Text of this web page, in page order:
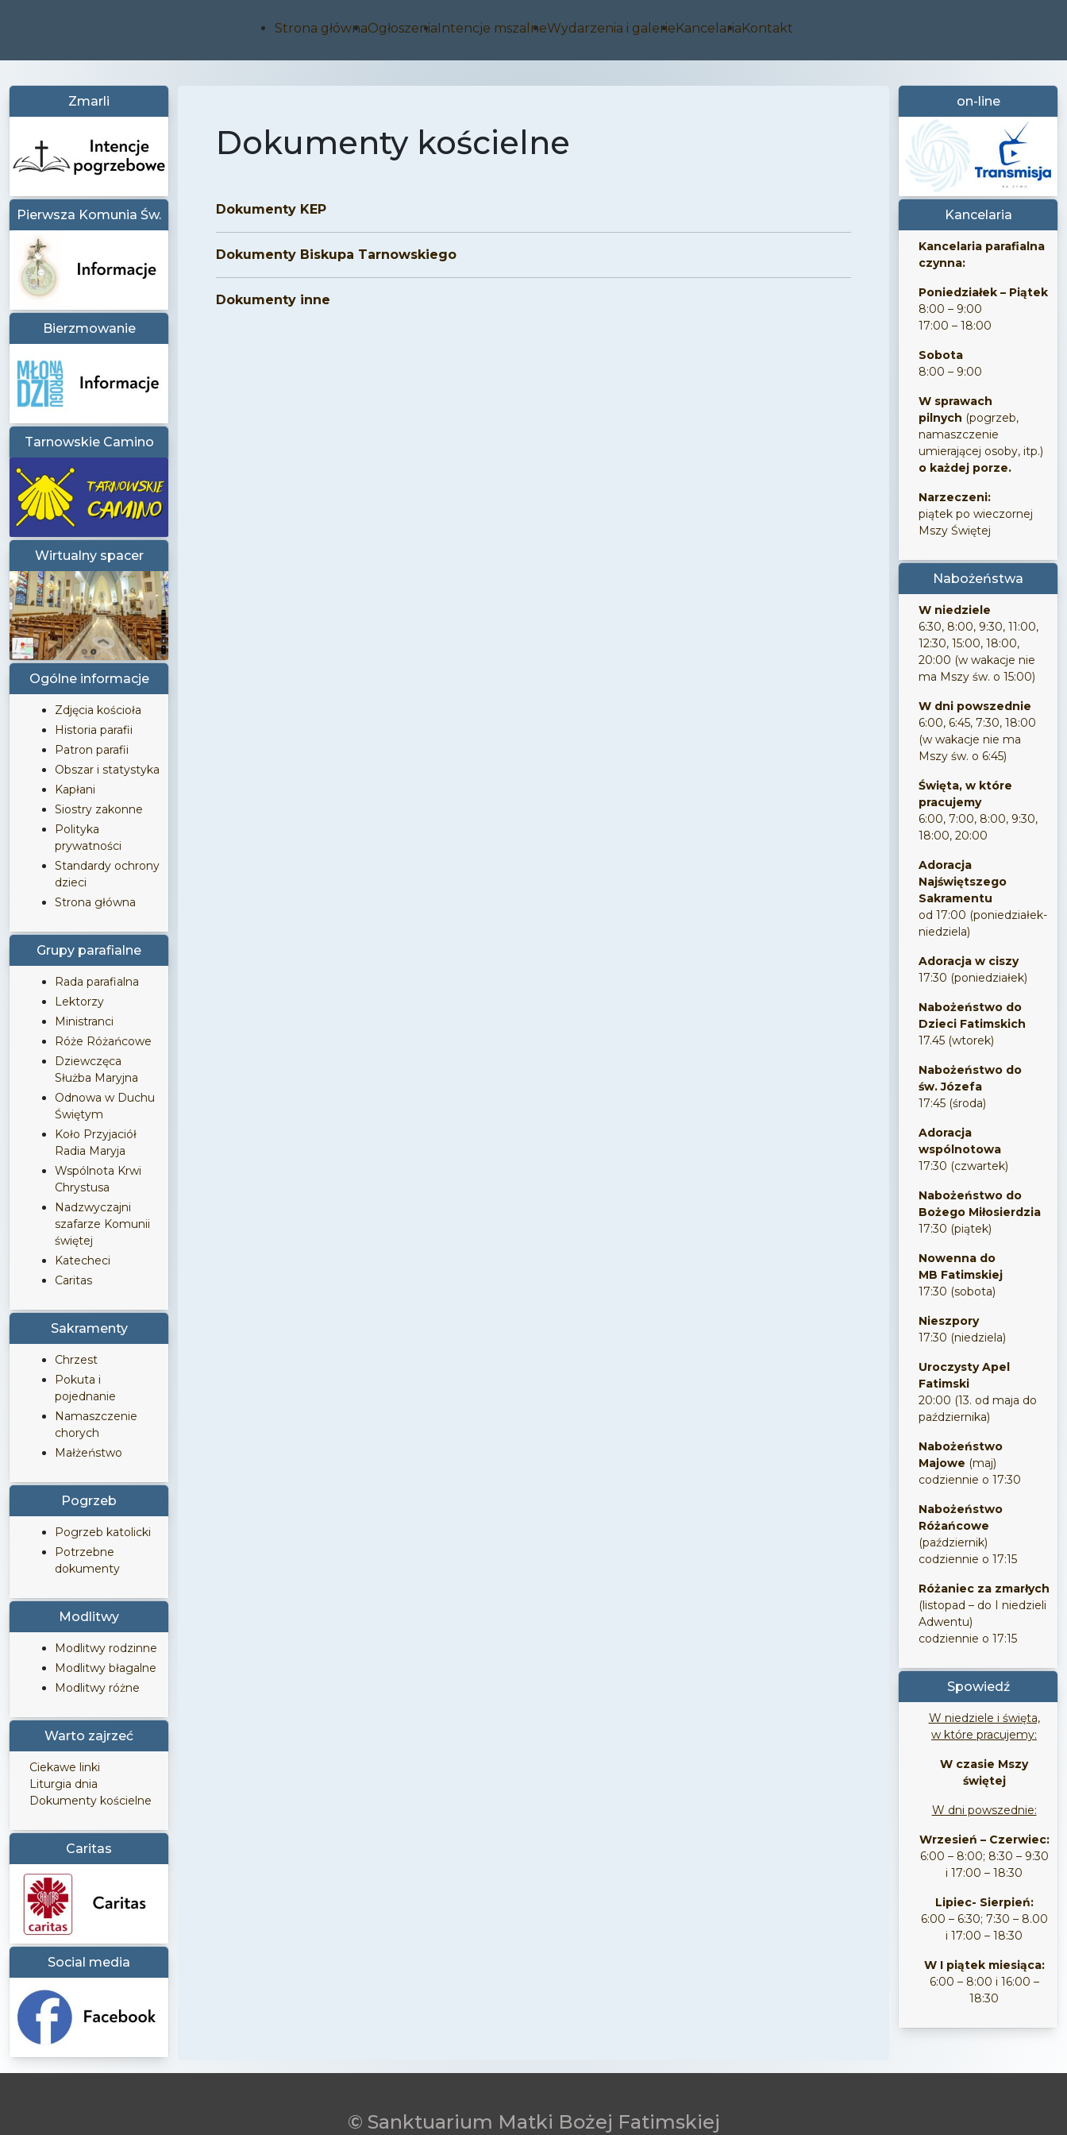
Strona głównaOgłoszeniaIntencje mszalneWydarzenia i galerieKancelariaKontakt
Zmarli
Pierwsza Komunia Św.
Bierzmowanie
Tarnowskie Camino
Wirtualny spacer
Ogólne informacje
Zdjęcia kościoła
Historia parafii
Patron parafii
Obszar i statystyka
Kapłani
Siostry zakonne
Polityka
prywatności
Standardy ochrony
dzieci
Strona główna
Grupy parafialne
Rada parafialna
Lektorzy
Ministranci
Róże Różańcowe
Dziewczęca
Służba Maryjna
Odnowa w Duchu
Świętym
Koło Przyjaciół
Radia Maryja
Wspólnota Krwi
Chrystusa
Nadzwyczajni
szafarze Komunii
świętej
Katecheci
Caritas
Sakramenty
Chrzest
Pokuta i
pojednanie
Namaszczenie
chorych
Małżeństwo
Pogrzeb
Pogrzeb katolicki
Potrzebne
dokumenty
Modlitwy
Modlitwy rodzinne
Modlitwy błagalne
Modlitwy różne
Warto zajrzeć
Ciekawe linki
Liturgia dnia
Dokumenty kościelne
Caritas
Social media
Dokumenty kościelne
Dokumenty KEP
Dokumenty Biskupa Tarnowskiego
Dokumenty inne
on-line
Kancelaria
Kancelaria parafialna
czynna:
Poniedziałek – Piątek
8:00 – 9:00
17:00 – 18:00
Sobota
8:00 – 9:00
W sprawach
pilnych (pogrzeb,
namaszczenie
umierającej osoby, itp.)
o każdej porze.
Narzeczeni:
piątek po wieczornej
Mszy Świętej
Nabożeństwa
W niedziele
6:30, 8:00, 9:30, 11:00,
12:30, 15:00, 18:00,
20:00 (w wakacje nie
ma Mszy św. o 15:00)
W dni powszednie
6:00, 6:45, 7:30, 18:00
(w wakacje nie ma
Mszy św. o 6:45)
Święta, w które
pracujemy
6:00, 7:00, 8:00, 9:30,
18:00, 20:00
Adoracja
Najświętszego
Sakramentu
od 17:00 (poniedziałek-
niedziela)
Adoracja w ciszy
17:30 (poniedziałek)
Nabożeństwo do
Dzieci Fatimskich
17.45 (wtorek)
Nabożeństwo do
św. Józefa
17:45 (środa)
Adoracja
wspólnotowa
17:30 (czwartek)
Nabożeństwo do
Bożego Miłosierdzia
17:30 (piątek)
Nowenna do
MB Fatimskiej
17:30 (sobota)
Nieszpory
17:30 (niedziela)
Uroczysty Apel
Fatimski
20:00 (13. od maja do
października)
Nabożeństwo
Majowe (maj)
codziennie o 17:30
Nabożeństwo
Różańcowe
(październik)
codziennie o 17:15
Różaniec za zmarłych
(listopad – do I niedzieli
Adwentu)
codziennie o 17:15
Spowiedź
W niedziele i święta,
w które pracujemy:
W czasie Mszy
świętej
W dni powszednie:
Wrzesień – Czerwiec:
6:00 – 8:00; 8:30 – 9:30
i 17:00 – 18:30
Lipiec- Sierpień:
6:00 – 6:30; 7:30 – 8.00
i 17:00 – 18:30
W I piątek miesiąca:
6:00 – 8:00 i 16:00 –
18:30
© Sanktuarium Matki Bożej Fatimskiej